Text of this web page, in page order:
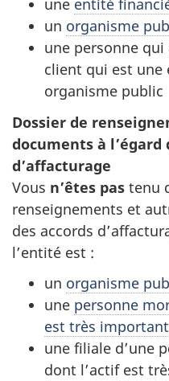
une entité
un organisme
une personne
client qui est une
organisme public
Dossier de
documents à l’égard
d’affacturage
Vous n’êtes pas tenu
renseignements et
des accords
l’entité est :
un organisme
une personne
est très important
une filiale d’une
dont l’actif est